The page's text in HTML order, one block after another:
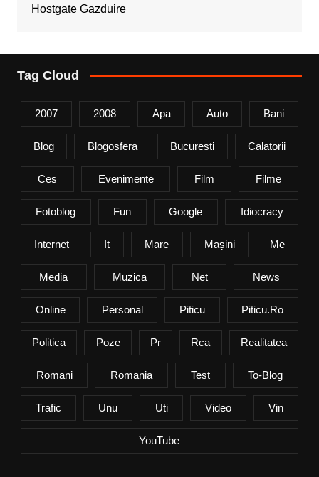
Hostgate Gazduire
Tag Cloud
2007 2008 Apa Auto Bani
Blog Blogosfera Bucuresti Calatorii
Ces Evenimente Film Filme
Fotoblog Fun Google Idiocracy
Internet It Mare Mașini Me
Media Muzica Net News
Online Personal Piticu Piticu.ro
Politica Poze Pr Rca Realitatea
Romani Romania Test To-Blog
Trafic Unu Uti Video Vin
YouTube